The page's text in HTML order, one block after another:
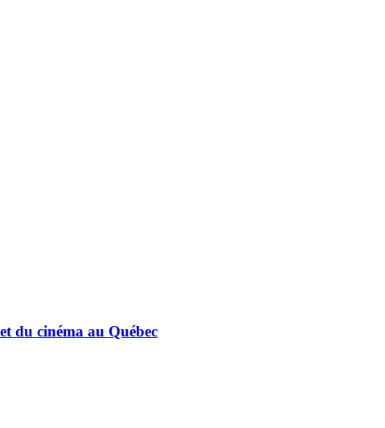
du cinéma au Québec